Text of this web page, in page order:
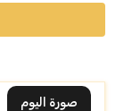
صورة اليوم